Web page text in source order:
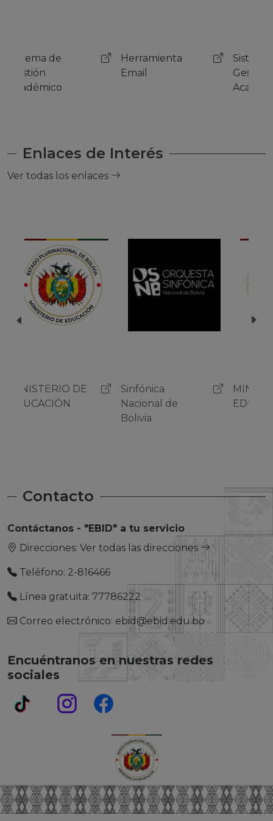
Herramienta
Email
Sistema de
Gestión
Enlaces de Interés
Ver todas los enlaces
Sinfónica
Nacional de
MINISTERIO DE
EDUCACIÓN
Contacto
Contáctanos - "EBID" a tu servicio
Direcciones: Ver todas las direcciones
Teléfono: 2-816466
Línea gratuita: 77786222
Correo electrónico: ebid@ebid.edu.bo
Encuéntranos en nuestras redes
sociales